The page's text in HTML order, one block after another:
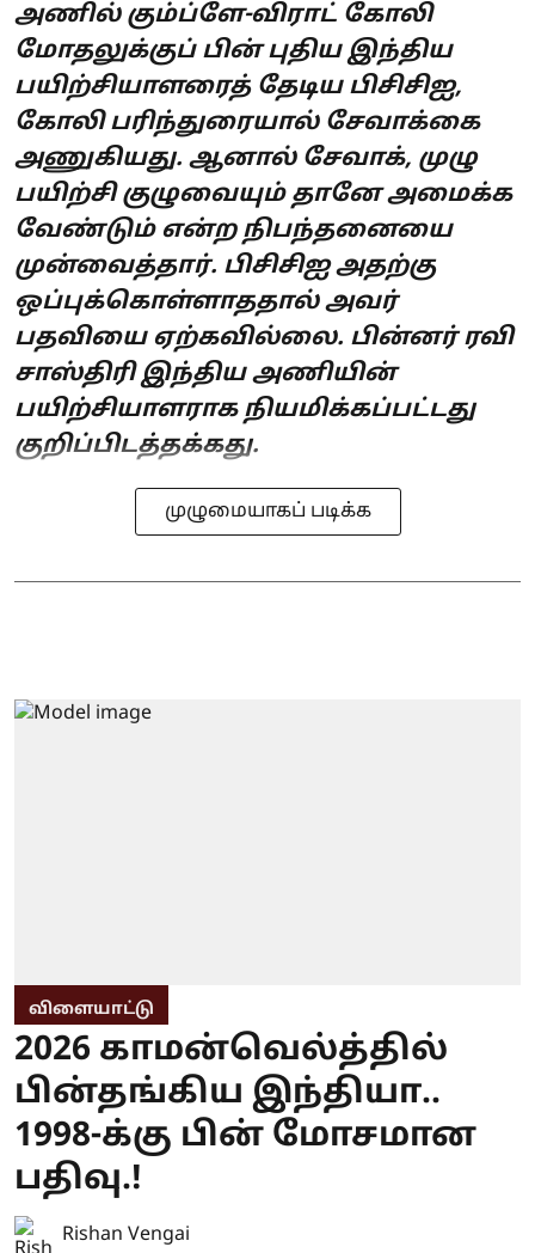
அணில் கும்ப்ளே-விராட் கோலி
மோதலுக்குப் பின் புதிய இந்திய
பயிற்சியாளரைத் தேடிய பிசிசிஐ,
கோலி பரிந்துரையால் சேவாக்கை
அணுகியது. ஆனால் சேவாக், முழு
பயிற்சி குழுவையும் தானே அமைக்க
வேண்டும் என்ற நிபந்தனையை
முன்வைத்தார். பிசிசிஐ அதற்கு
ஒப்புக்கொள்ளாததால் அவர்
பதவியை ஏற்கவில்லை. பின்னர் ரவி
சாஸ்திரி இந்திய அணியின்
பயிற்சியாளராக நியமிக்கப்பட்டது
குறிப்பிடத்தக்கது.
முழுமையாகப் படிக்க
விளையாட்டு
2026 காமன்வெல்த்தில்
பின்தங்கிய இந்தியா..
1998-க்கு பின் மோசமான
பதிவு.!
Rishan Vengai